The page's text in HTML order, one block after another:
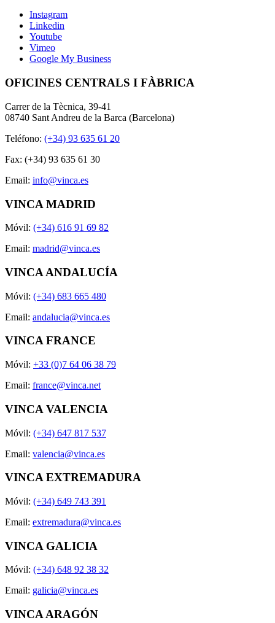
Instagram
Linkedin
Youtube
Vimeo
Google My Business
OFICINES CENTRALS I FÀBRICA
Carrer de la Tècnica, 39-41
08740 Sant Andreu de la Barca (Barcelona)
Teléfono: (+34) 93 635 61 20
Fax: (+34) 93 635 61 30
Email: info@vinca.es
VINCA MADRID
Móvil: (+34) 616 91 69 82
Email: madrid@vinca.es
VINCA ANDALUCÍA
Móvil: (+34) 683 665 480
Email: andalucia@vinca.es
VINCA FRANCE
Móvil: +33 (0)7 64 06 38 79
Email: france@vinca.net
VINCA VALENCIA
Móvil: (+34) 647 817 537
Email: valencia@vinca.es
VINCA EXTREMADURA
Móvil: (+34) 649 743 391
Email: extremadura@vinca.es
VINCA GALICIA
Móvil: (+34) 648 92 38 32
Email: galicia@vinca.es
VINCA ARAGÓN